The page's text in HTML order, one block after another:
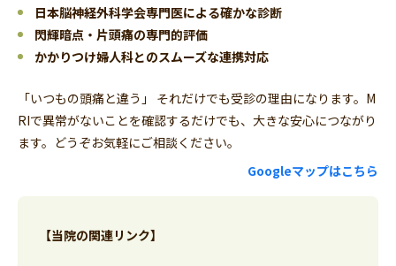
日本脳神経外科学会専門医による確かな診断
閃輝暗点・片頭痛の専門的評価
かかりつけ婦人科とのスムーズな連携対応
「いつもの頭痛と違う」 それだけでも受診の理由になります。M
RIで異常がないことを確認するだけでも、大きな安心につながり
ます。どうぞお気軽にご相談ください。
Googleマップはこちら
【当院の関連リンク】